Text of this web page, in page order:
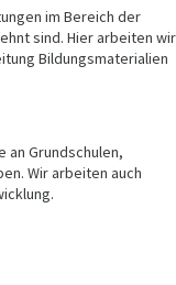
im Bereich der
sind. Hier arbeiten wir
Bildungsmaterialien
Grundschulen,
Wir arbeiten auch